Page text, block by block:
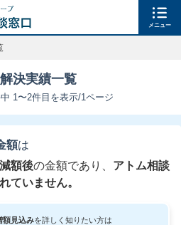
メニュー
決実績一覧
1〜2件目を表示/1ページ
額は
額後の金額であり、 アトム相談
ていません。
額見込みを詳しく知りたい方は